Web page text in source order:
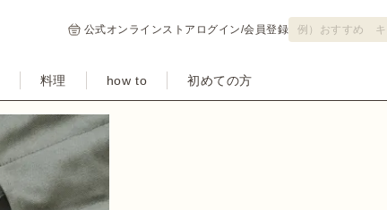
公式オンラインストア ログイン/会員登録
料理 how to 初めての方